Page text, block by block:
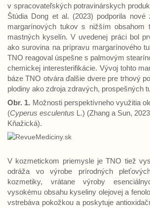
v spracovateľských potravinárskych
Štúdia Dong et al. (2023) podporila nové
margarínových tukov s nižším obsahom
mastných kyselín. V uvedenej práci bol
ako surovina na prípravu margarínového
TNO reagoval úspešne s palmovým
chemickej interesterifikácie. Vývoj tohto
báze TNO otvára ďalšie dvere pre trhový
plodiny ako zdroja zdravých, prospešných
Obr. 1. Možnosti perspektívneho využitia
(Cyperus esculentus L.) (Zhang a Sun,
Kňažická).
V kozmetickom priemysle je TNO tiež
odráža vo výrobe prírodných
kozmetiky, vrátane výroby
vysokému obsahu kyseliny olejovej a
vstrebáva pokožkou a poskytuje